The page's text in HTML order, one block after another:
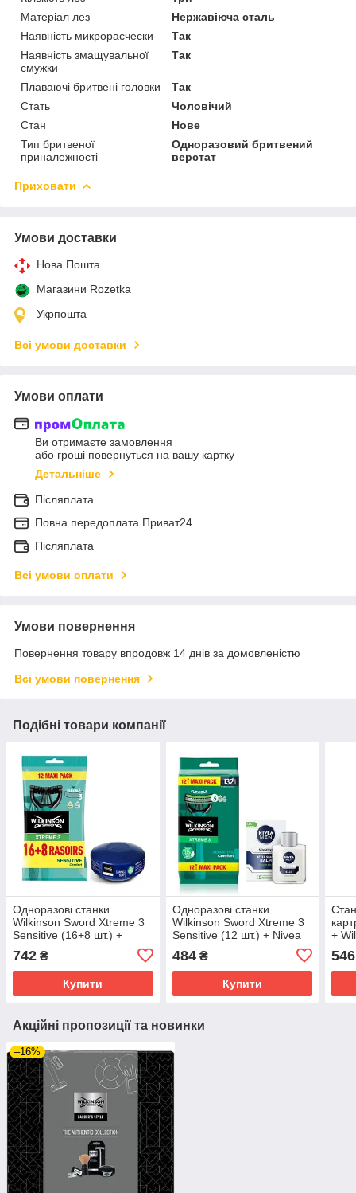
Матеріал лез
Нержавіюча сталь
Наявність микрорасчески
Так
Наявність змащувальної
смужки
Так
Плаваючі бритвені головки
Так
Стать
Чоловічий
Стан
Нове
Тип бритвеної
приналежності
Одноразовий бритвений
верстат
Приховати
Умови доставки
Нова Пошта
Магазини Rozetka
Укрпошта
Всі умови доставки
Умови оплати
Ви отримаєте замовлення
або гроші повернуться на вашу картку
Детальніше
Післяплата
Повна передоплата Приват24
Післяплата
Всі умови оплати
Умови повернення
Повернення товару впродовж 14 днів за домовленістю
Всі умови повернення
Подібні товари компанії
Одноразові станки
Wilkinson Sword Xtreme 3
Sensitive (16+8 шт.) +
Wilkinson Essential мило
для гоління 125 г
742 ₴
Купити
Одноразові станки
Wilkinson Sword Xtreme 3
Sensitive (12 шт.) + Nivea
після гоління 100 мл
484₴
Купити
+
546
Акційні пропозиції та новинки
–16%